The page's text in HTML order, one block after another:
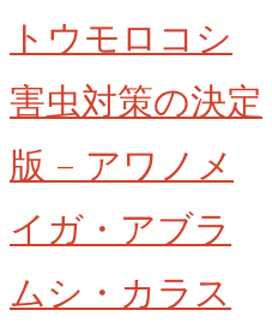
い
–
月
勝
負！
梅
トウモロコシ
害虫対策の決定
版 – アワノメ
イガ・アブラ
ムシ・カラス